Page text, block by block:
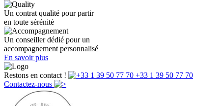
Un contrat qualité pour partir
en toute sérénité
Un conseiller dédié pour un
accompagnement personnalisé
En savoir plus
Restons en contact !
+33 1 39 50 77 70
Contactez-nous